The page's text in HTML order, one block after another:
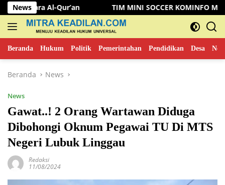
Langsung
ke
konten
News TIM MINI SOCCER KOMINFO MUSI RAWAS
Beranda Hukum Politik Pemerintahan Pendidikan Desa
Beranda News
News
Gawat..! 2 Orang Wartawan Diduga
Dibohongi Oknum Pegawai TU Di MTS
Negeri Lubuk Linggau
Redaksi
11/08/2024